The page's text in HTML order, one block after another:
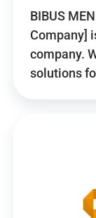
BIBUS
Company]
company.
solutions